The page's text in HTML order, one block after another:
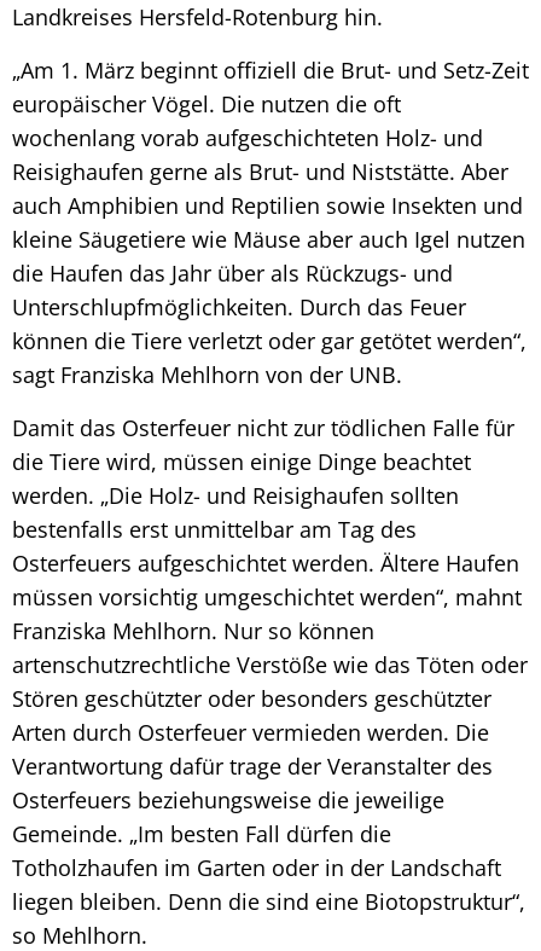
Landkreises Hersfeld-Rotenburg hin.
„Am 1. März beginnt offiziell die Brut- und Setz-Zeit
europäischer Vögel. Die nutzen die oft
wochenlang vorab aufgeschichteten Holz- und
Reisighaufen gerne als Brut- und Niststätte. Aber
auch Amphibien und Reptilien sowie Insekten und
kleine Säugetiere wie Mäuse aber auch Igel nutzen
die Haufen das Jahr über als Rückzugs- und
Unterschlupfmöglichkeiten. Durch das Feuer
können die Tiere verletzt oder gar getötet werden“,
sagt Franziska Mehlhorn von der UNB.
Damit das Osterfeuer nicht zur tödlichen Falle für
die Tiere wird, müssen einige Dinge beachtet
werden. „Die Holz- und Reisighaufen sollten
bestenfalls erst unmittelbar am Tag des
Osterfeuers aufgeschichtet werden. Ältere Haufen
müssen vorsichtig umgeschichtet werden“, mahnt
Franziska Mehlhorn. Nur so können
artenschutzrechtliche Verstöße wie das Töten oder
Stören geschützter oder besonders geschützter
Arten durch Osterfeuer vermieden werden. Die
Verantwortung dafür trage der Veranstalter des
Osterfeuers beziehungsweise die jeweilige
Gemeinde. „Im besten Fall dürfen die
Totholzhaufen im Garten oder in der Landschaft
liegen bleiben. Denn die sind eine Biotopstruktur“,
so Mehlhorn.